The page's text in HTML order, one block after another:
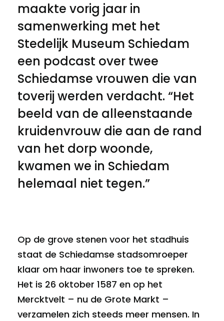
maakte vorig jaar in
samenwerking met het
Stedelijk Museum Schiedam
een podcast over twee
Schiedamse vrouwen die van
toverij werden verdacht. “Het
beeld van de alleenstaande
kruidenvrouw die aan de rand
van het dorp woonde,
kwamen we in Schiedam
helemaal niet tegen.”
Op de grove stenen voor het stadhuis
staat de Schiedamse stadsomroeper
klaar om haar inwoners toe te spreken.
Het is 26 oktober 1587 en op het
Mercktvelt – nu de Grote Markt –
verzamelen zich steeds meer mensen. In